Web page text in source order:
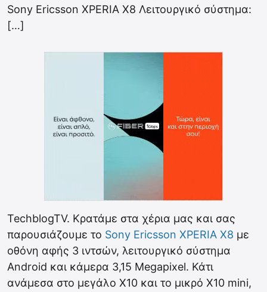
Sony Ericsson XPERIA X8 Λειτουργικό σύστημα:
[…]
TechblogTV. Κρατάμε στα χέρια μας και σας
παρουσιάζουμε το Sony Ericsson XPERIA X8 με
οθόνη αφής 3 ιντσών, λειτουργικό σύστημα
Android και κάμερα 3,15 Megapixel. Κάτι
ανάμεσα στο μεγάλο X10 και το μικρό X10 mini,